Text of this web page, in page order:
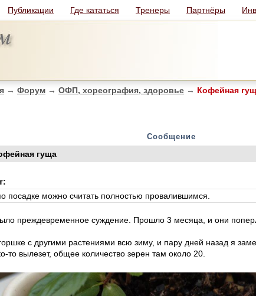
Публикации Где кататься Тренеры Партнёры
→ Форум → ОФП, хореография, здоровье → Кофейная
Сообщение
гуща
посадке можно считать полностью провалившимся.
преждевременное суждение. Прошло 3 месяца, и они
с другими растениями всю зиму, и пару дней назад я
то вылезет, общее количество зерен там около 20.